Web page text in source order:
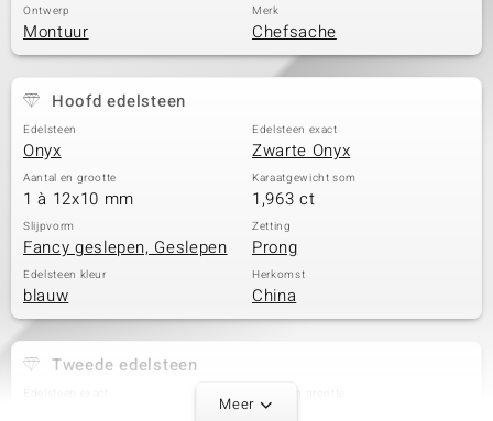
Ontwerp
Montuur
Merk
Chefsache
Hoofd edelsteen
Edelsteen
Onyx
Edelsteen exact
Zwarte Onyx
Aantal en grootte
1 à 12x10 mm
Karaatgewicht som
1,963 ct
Slijpvorm
Fancy geslepen, Geslepen
Zetting
Prong
Edelsteen kleur
blauw
Herkomst
China
Tweede edelsteen
Zwitserse Blauwe Topaas 1 à 9x7 mm
Meer